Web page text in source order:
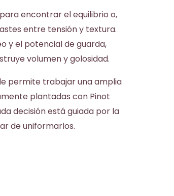
encontrar el equilibrio o,
entre tensión y textura.
y el potencial de guarda,
volumen y golosidad.
permite trabajar una amplia
plantadas con Pinot
decisión está guiada por la
de uniformarlos.